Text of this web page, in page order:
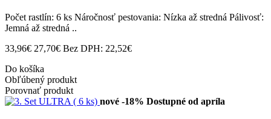
Počet rastlín: 6 ks Náročnosť pestovania: Nízka až stredná Pálivosť:
Jemná až stredná ..
33,96€ 27,70€ Bez DPH: 22,52€
Do košíka
Obľúbený produkt
Porovnať produkt
nové -18% Dostupné od apríla